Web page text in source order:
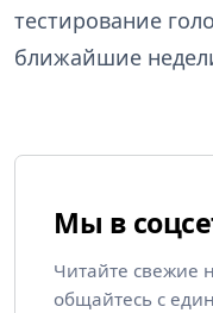
тестирование
ближайшие
Мы в
Читайте свежие
общайтесь с